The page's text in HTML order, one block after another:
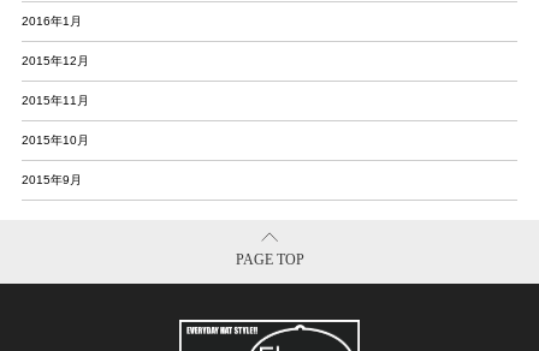
2016年1月
2015年12月
2015年11月
2015年10月
2015年9月
PAGE TOP